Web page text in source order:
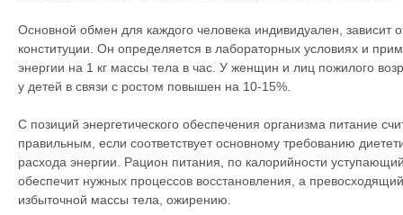
Основной обмен для каждого человека индивидуален, зависит
конституции. Он определяется в лабораторных условиях и
энергии на 1 кг массы тела в час. У женщин и лиц пожилого
у детей в связи с ростом повышен на 10-15%.
С позиций энергетического обеспечения организма питание
правильным, если соответствует основному требованию
расхода энергии. Рацион питания, по калорийности
обеспечит нужных процессов восстановления, а
избыточной массы тела, ожирению.